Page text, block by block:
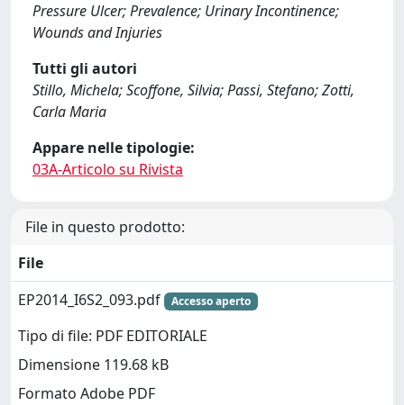
Pressure Ulcer; Prevalence; Urinary Incontinence;
Wounds and Injuries
Tutti gli autori
Stillo, Michela; Scoffone, Silvia; Passi, Stefano; Zotti,
Carla Maria
Appare nelle tipologie:
03A-Articolo su Rivista
File in questo prodotto:
File
EP2014_I6S2_093.pdf
Accesso aperto
Tipo di file: PDF EDITORIALE
Dimensione 119.68 kB
Formato Adobe PDF